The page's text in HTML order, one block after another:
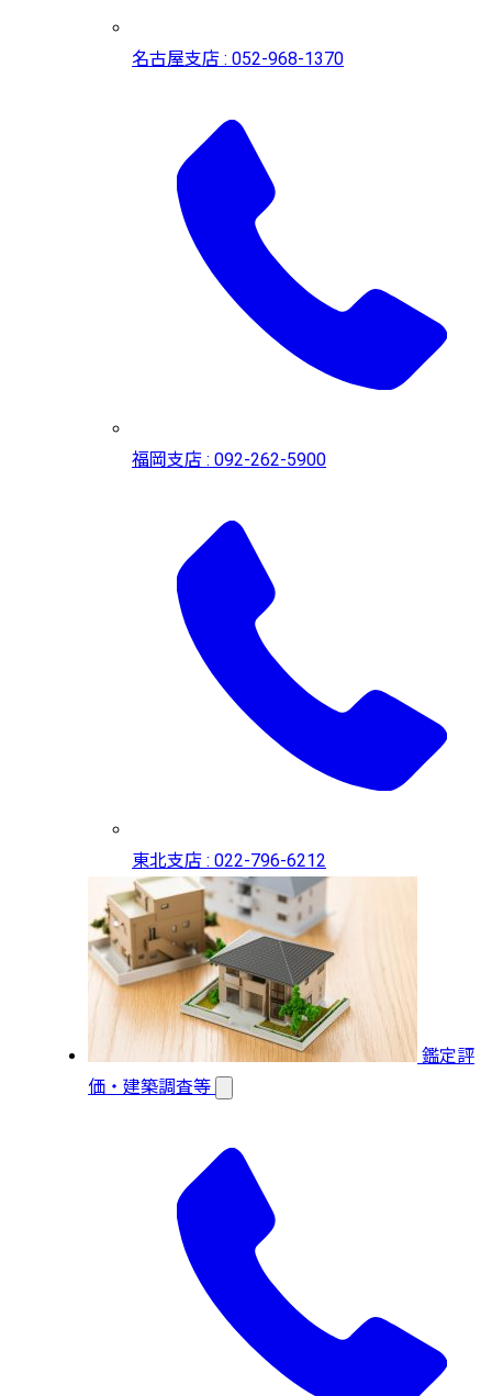
名古屋支店 : 052-968-1370
福岡支店 : 092-262-5900
東北支店 : 022-796-6212
鑑定評
価・建築調査等